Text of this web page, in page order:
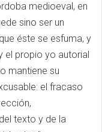
medioeval, en
sino ser un
éste se esfuma, y
el propio yo autorial
mantiene su
el fracaso
texto y de la